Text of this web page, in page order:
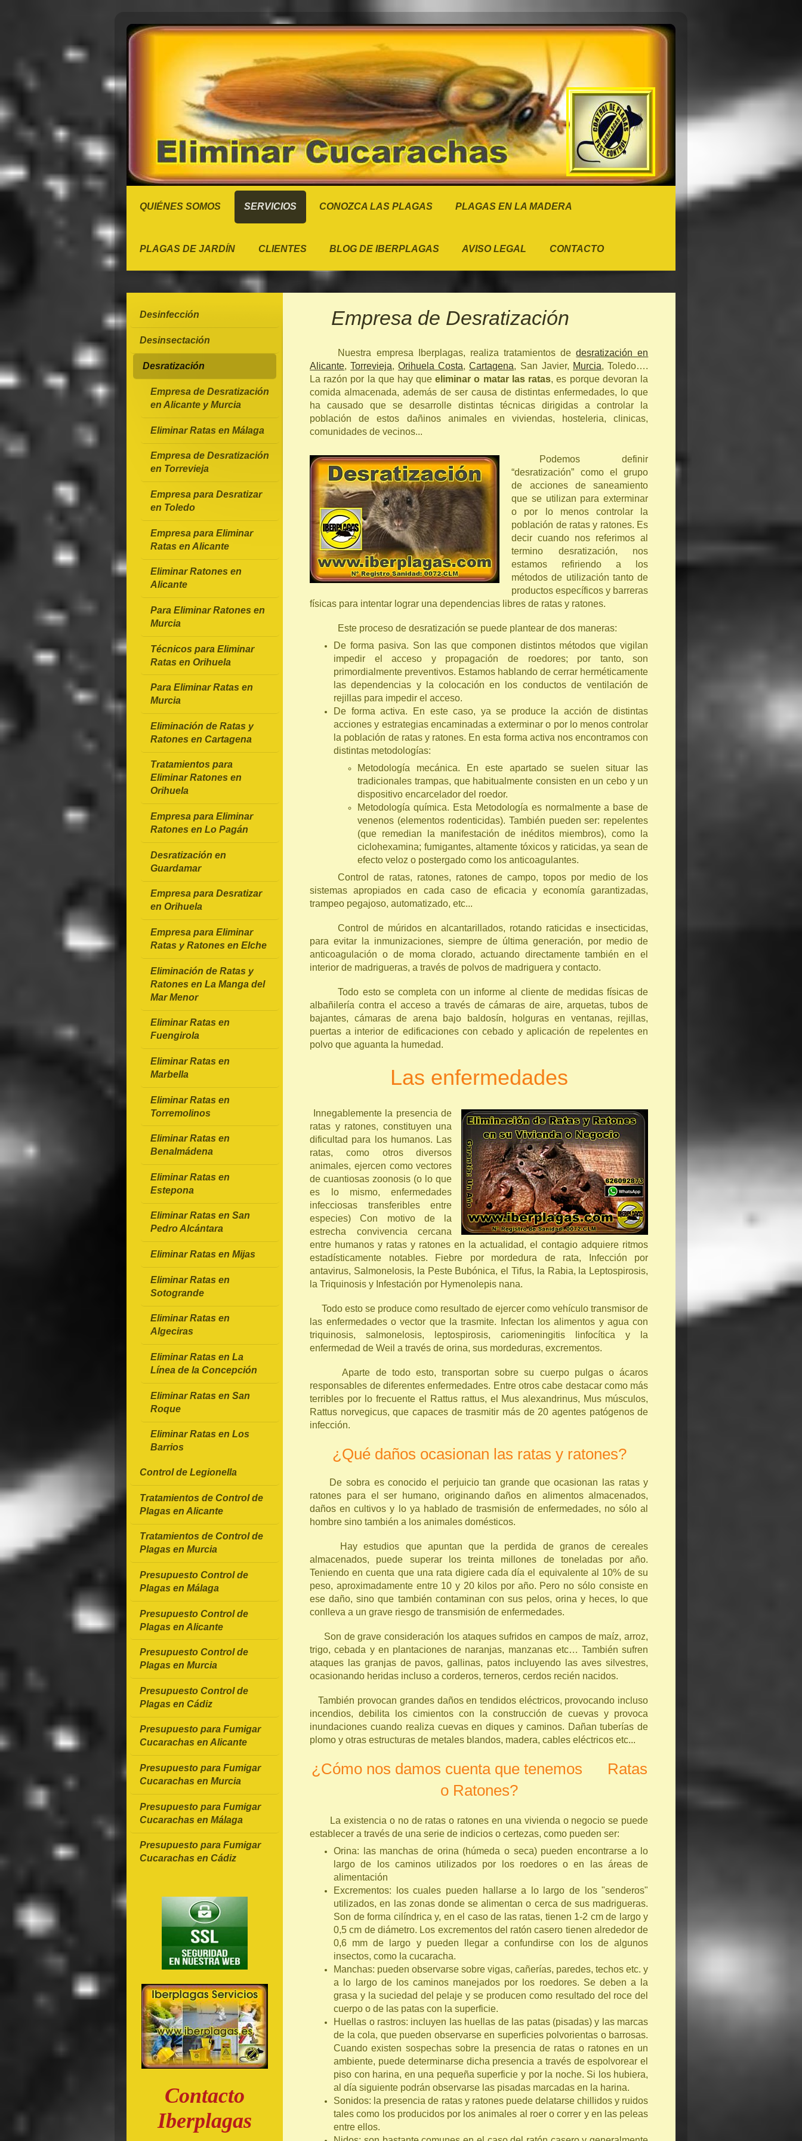
QUIÉNES SOMOS SERVICIOS CONOZCA LAS PLAGAS PLAGAS EN LA MADERA
PLAGAS DE JARDÍN CLIENTES BLOG DE IBERPLAGAS AVISO LEGAL CONTACTO
Empresa de Desratización
Nuestra empresa Iberplagas, realiza tratamientos dedesratización en
Alicante,Torrevieja,Orihuela Costa,Cartagena, San Javier, Murcia, Toledo….
La razón por la que hay queeliminar o matar las ratas, es porque devoran la
comida almacenada, además de ser causa de distintas enfermedades, lo que
ha causado que se desarrolle distintas técnicas dirigidas a controlar la
población de estos dañinos animales en viviendas, hosteleria, clinicas,
comunidades de vecinos...
Podemos definir
“desratización” como el grupo
de acciones de saneamiento
que se utilizan para exterminar
o por lo menos controlar la
población de ratas y ratones. Es
decir cuando nos referimos al
termino desratización, nos
estamos refiriendo a los
métodos de utilización tanto de
productos específicos y barreras
físicas para intentar lograr una dependencias libres de ratas y ratones.
Este proceso de desratización se puede plantear de dos maneras:
De forma pasiva. Son las que componen distintos métodos que vigilan
impedir el acceso y propagación de roedores; por tanto, son
primordialmente preventivos. Estamos hablando de cerrar herméticamente
las dependencias y la colocación en los conductos de ventilación de
rejillas para impedir el acceso.
De forma activa. En este caso, ya se produce la acción de distintas
acciones y estrategias encaminadas a exterminar o por lo menos controlar
la población de ratas y ratones. En esta forma activa nos encontramos con
distintas metodologías:
Metodología mecánica. En este apartado se suelen situar las
tradicionales trampas, que habitualmente consisten en un cebo y un
dispositivo encarcelador del roedor.
Metodología química. Esta Metodología es normalmente a base de
venenos (elementos rodenticidas). También pueden ser: repelentes
(que remedian la manifestación de inéditos miembros), como la
ciclohexamina; fumigantes, altamente tóxicos y raticidas, ya sean de
efecto veloz o postergado como los anticoagulantes.
Control de ratas, ratones, ratones de campo, topos por medio de los
sistemas apropiados en cada caso de eficacia y economía garantizadas,
trampeo pegajoso, automatizado, etc...
Control de múridos en alcantarillados, rotando raticidas e insecticidas,
para evitar la inmunizaciones, siempre de última generación, por medio de
anticoagulación o de moma clorado, actuando directamente también en el
interior de madrigueras, a través de polvos de madriguera y contacto.
Todo esto se completa con un informe al cliente de medidas físicas de
albañilería contra el acceso a través de cámaras de aire, arquetas, tubos de
bajantes, cámaras de arena bajo baldosín, holguras en ventanas, rejillas,
puertas a interior de edificaciones con cebado y aplicación de repelentes en
polvo que aguanta la humedad.
Las enfermedades
Innegablemente la presencia de
ratas y ratones, constituyen una
dificultad para los humanos. Las
ratas, como otros diversos
animales, ejercen como vectores
de cuantiosas zoonosis (o lo que
es lo mismo, enfermedades
infecciosas transferibles entre
especies) Con motivo de la
estrecha convivencia cercana
entre humanos y ratas y ratones en la actualidad, el contagio adquiere ritmos
estadísticamente notables. Fiebre por mordedura de rata, Infección por
antavirus, Salmonelosis, la Peste Bubónica, el Tifus, la Rabia, la Leptospirosis,
la Triquinosis y Infestación por Hymenolepis nana.
Todo esto se produce como resultado de ejercer como vehículo transmisor de
las enfermedades o vector que la trasmite. Infectan los alimentos y agua con
triquinosis, salmonelosis, leptospirosis, cariomeningitis linfocítica y la
enfermedad de Weil a través de orina, sus mordeduras, excrementos.
Aparte de todo esto, transportan sobre su cuerpo pulgas o ácaros
responsables de diferentes enfermedades. Entre otros cabe destacar como más
terribles por lo frecuente el Rattus rattus, el Mus alexandrinus, Mus músculos,
Rattus norvegicus, que capaces de trasmitir más de 20 agentes patógenos de
infección.
¿Qué daños ocasionan las ratas y ratones?
De sobra es conocido el perjuicio tan grande que ocasionan las ratas y
ratones para el ser humano, originando daños en alimentos almacenados,
daños en cultivos y lo ya hablado de trasmisión de enfermedades, no sólo al
hombre sino también a los animales domésticos.
Hay estudios que apuntan que la perdida de granos de cereales
almacenados, puede superar los treinta millones de toneladas por año.
Teniendo en cuenta que una rata digiere cada día el equivalente al 10% de su
peso, aproximadamente entre 10 y 20 kilos por año. Pero no sólo consiste en
ese daño, sino que también contaminan con sus pelos, orina y heces, lo que
conlleva a un grave riesgo de transmisión de enfermedades.
Son de grave consideración los ataques sufridos en campos de maíz, arroz,
trigo, cebada y en plantaciones de naranjas, manzanas etc… También sufren
ataques las granjas de pavos, gallinas, patos incluyendo las aves silvestres,
ocasionando heridas incluso a corderos, terneros, cerdos recién nacidos.
También provocan grandes daños en tendidos eléctricos, provocando incluso
incendios, debilita los cimientos con la construcción de cuevas y provoca
inundaciones cuando realiza cuevas en diques y caminos. Dañan tuberías de
plomo y otras estructuras de metales blandos, madera, cables eléctricos etc...
¿Cómo nos damos cuenta que tenemos Ratas
o Ratones?
La existencia o no de ratas o ratones en una vivienda o negocio se puede
establecer a través de una serie de indicios o certezas, como pueden ser:
Orina: las manchas de orina (húmeda o seca) pueden encontrarse a lo
largo de los caminos utilizados por los roedores o en las áreas de
alimentación
Excrementos: los cuales pueden hallarse a lo largo de los "senderos"
utilizados, en las zonas donde se alimentan o cerca de sus madrigueras.
Son de forma cilíndrica y, en el caso de las ratas, tienen 1-2 cm de largo y
0,5 cm de diámetro. Los excrementos del ratón casero tienen alrededor de
0,6 mm de largo y pueden llegar a confundirse con los de algunos
insectos, como la cucaracha.
Manchas: pueden observarse sobre vigas, cañerías, paredes, techos etc. y
a lo largo de los caminos manejados por los roedores. Se deben a la
grasa y la suciedad del pelaje y se producen como resultado del roce del
cuerpo o de las patas con la superficie.
Huellas o rastros: incluyen las huellas de las patas (pisadas) y las marcas
de la cola, que pueden observarse en superficies polvorientas o barrosas.
Cuando existen sospechas sobre la presencia de ratas o ratones en un
ambiente, puede determinarse dicha presencia a través de espolvorear el
piso con harina, en una pequeña superficie y por la noche. Si los hubiera,
al día siguiente podrán observarse las pisadas marcadas en la harina.
Sonidos: la presencia de ratas y ratones puede delatarse chillidos y ruidos
tales como los producidos por los animales al roer o correr y en las peleas
entre ellos.
Desinfección
Desinsectación
Desratización
Empresa de Desratización
en Alicante y Murcia
Eliminar Ratas en Málaga
Empresa de Desratización
en Torrevieja
Empresa para Desratizar
en Toledo
Empresa para Eliminar
Ratas en Alicante
Eliminar Ratones en
Alicante
Para Eliminar Ratones en
Murcia
Técnicos para Eliminar
Ratas en Orihuela
Para Eliminar Ratas en
Murcia
Eliminación de Ratas y
Ratones en Cartagena
Tratamientos para
Eliminar Ratones en
Orihuela
Empresa para Eliminar
Ratones en Lo Pagán
Desratización en
Guardamar
Empresa para Desratizar
en Orihuela
Empresa para Eliminar
Ratas y Ratones en Elche
Eliminación de Ratas y
Ratones en La Manga del
Mar Menor
Eliminar Ratas en
Fuengirola
Eliminar Ratas en
Marbella
Eliminar Ratas en
Torremolinos
Eliminar Ratas en
Benalmádena
Eliminar Ratas en
Estepona
Eliminar Ratas en San
Pedro Alcántara
Eliminar Ratas en Mijas
Eliminar Ratas en
Sotogrande
Eliminar Ratas en
Algeciras
Eliminar Ratas en La
Línea de la Concepción
Eliminar Ratas en San
Roque
Eliminar Ratas en Los
Barrios
Control de Legionella
Tratamientos de Control de
Plagas en Alicante
Tratamientos de Control de
Plagas en Murcia
Presupuesto Control de
Plagas en Málaga
Presupuesto Control de
Plagas en Alicante
Presupuesto Control de
Plagas en Murcia
Presupuesto Control de
Plagas en Cádiz
Presupuesto para Fumigar
Cucarachas en Alicante
Presupuesto para Fumigar
Cucarachas en Murcia
Presupuesto para Fumigar
Cucarachas en Málaga
Presupuesto para Fumigar
Cucarachas en Cádiz
Contacto
Iberplagas